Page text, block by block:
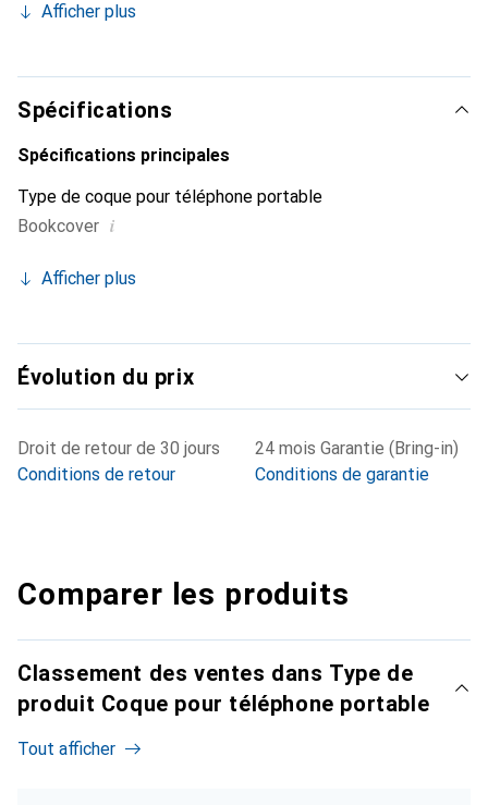
peau. Elle devient l'accessoire chic et indispensable pour
ses produits de haute qualité, la marque Noreve est un
choix fiable pour une clientèle exigeante.
Afficher plus
Spécifications
Spécifications principales
Type de coque pour téléphone portable
Bookcover i
Afficher plus
Évolution du prix
Droit de retour de 30 jours
Conditions de retour
24 mois Garantie (Bring-in)
Conditions de garantie
Comparer les produits
Classement des ventes dans Type de
produit Coque pour téléphone portable
Tout afficher